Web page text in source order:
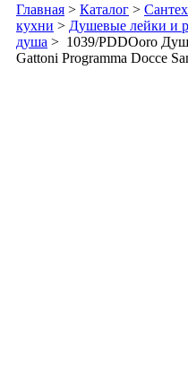
Главная > Каталог >
кухни > Душевые лейки и
душа > 1039/PDDOoro
Gattoni Programma Docce